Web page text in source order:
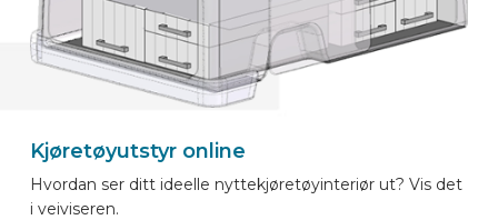
Kjøretøyutstyr online
Hvordan ser ditt ideelle nyttekjøretøyinteriør ut? Vis det
i veiviseren.